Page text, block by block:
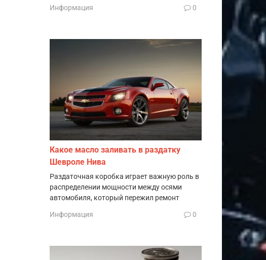
Информация 0
Какое масло заливать в раздатку
Шевроле Нива
Раздаточная коробка играет важную роль в
распределении мощности между осями
автомобиля, который пережил ремонт
Информация 0